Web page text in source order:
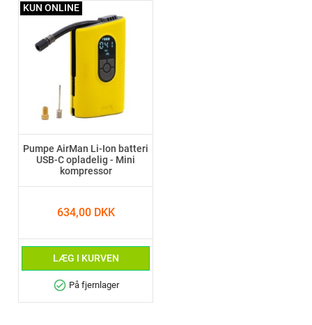
Pumpe AirMan Li-Ion batteri
USB-C opladelig - Mini
kompressor
634,00 DKK
LÆG I KURVEN
check_circle På fjernlager
KUN ONLINE